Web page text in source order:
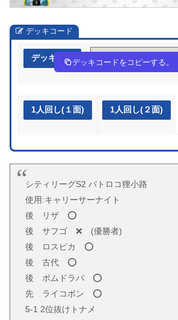
デッキコード
デッキ作成 VF1F5k-F6e3xZ-FVkkwk
デッキコードをコピーする。
1人回し(１面) 1人回し(２面)
シティリーグS2 バトロコ狸小路
使用:キャリーサーナイト
後 リザ ⭕️
後 サフゴ ❌ (優勝者)
後 ロスピカ ⭕️
後 古代 ⭕️
後 ボムドラパ ⭕️
先 ライコポン ⭕️
5-1 2位抜けトナメ